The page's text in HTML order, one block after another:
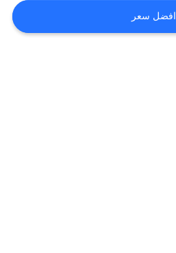
افضل سعر